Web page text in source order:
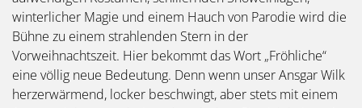
winterlicher Magie und einem Hauch von Parodie wird die
Bühne zu einem strahlenden Stern in der
Vorweihnachtszeit. Hier bekommt das Wort „Fröhliche“
eine völlig neue Bedeutung. Denn wenn unser Ansgar Wilk
herzerwärmend, locker beschwingt, aber stets mit einem